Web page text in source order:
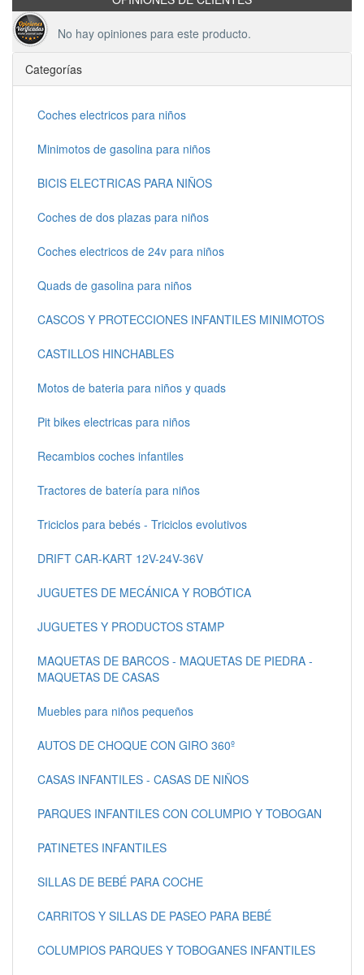
No hay opiniones para este producto.
Categorías
Coches electricos para niños
Minimotos de gasolina para niños
BICIS ELECTRICAS PARA NIÑOS
Coches de dos plazas para niños
Coches electricos de 24v para niños
Quads de gasolina para niños
CASCOS Y PROTECCIONES INFANTILES MINIMOTOS
CASTILLOS HINCHABLES
Motos de bateria para niños y quads
Pit bikes electricas para niños
Recambios coches infantiles
Tractores de batería para niños
Triciclos para bebés - Triciclos evolutivos
DRIFT CAR-KART 12V-24V-36V
JUGUETES DE MECÁNICA Y ROBÓTICA
JUGUETES Y PRODUCTOS STAMP
MAQUETAS DE BARCOS - MAQUETAS DE PIEDRA -
MAQUETAS DE CASAS
Muebles para niños pequeños
AUTOS DE CHOQUE CON GIRO 360º
CASAS INFANTILES - CASAS DE NIÑOS
PARQUES INFANTILES CON COLUMPIO Y TOBOGAN
PATINETES INFANTILES
SILLAS DE BEBÉ PARA COCHE
CARRITOS Y SILLAS DE PASEO PARA BEBÉ
COLUMPIOS PARQUES Y TOBOGANES INFANTILES